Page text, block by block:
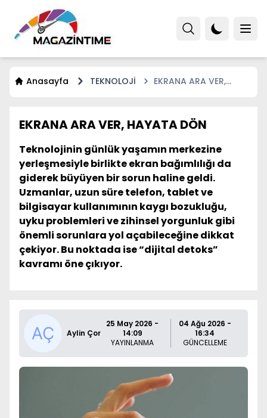
Anasayfa TEKNOLOJİ
EKRANA ARA VER,
EKRANA ARA VER, HAYATA DÖN
Teknolojinin günlük yaşamın merkezine
yerleşmesiyle birlikte ekran bağımlılığı da
giderek büyüyen bir sorun haline geldi.
Uzmanlar, uzun süre telefon, tablet ve
bilgisayar kullanımının kaygı bozukluğu,
uyku problemleri ve zihinsel yorgunluk gibi
önemli sorunlara yol açabileceğine dikkat
çekiyor. Bu noktada ise “dijital detoks”
kavramı öne çıkıyor.
Aylin Çor
25 May 2026 -
14:09
YAYINLANMA
04 Ağu 2026 -
16:34
GÜNCELLEME